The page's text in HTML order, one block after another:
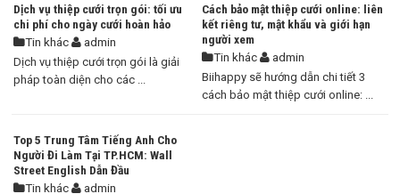
Dịch vụ thiệp cưới trọn gói: tối ưu
chi phí cho ngày cưới hoàn hảo
Tin khác
admin
Dịch vụ thiệp cưới trọn gói là giải
pháp toàn diện cho các ...
Cách bảo mật thiệp cưới online: liên
kết riêng tư, mật khẩu và giới hạn
người xem
Tin khác
admin
Biihappy sẽ hướng dẫn chi tiết 3
cách bảo mật thiệp cưới online: ...
Top 5 Trung Tâm Tiếng Anh Cho
Người Đi Làm Tại TP.HCM: Wall
Street English Dẫn Đầu
Tin khác
admin